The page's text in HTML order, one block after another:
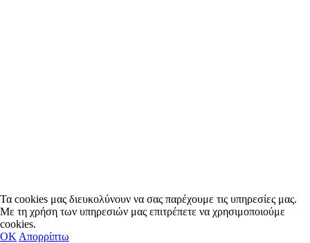
Τα cookies μας διευκολύνουν να σας παρέχουμε τις υπηρεσίες μας.
Με τη χρήση των υπηρεσιών μας επιτρέπετε να χρησιμοποιούμε
cookies.
OΚ Απορρίπτω